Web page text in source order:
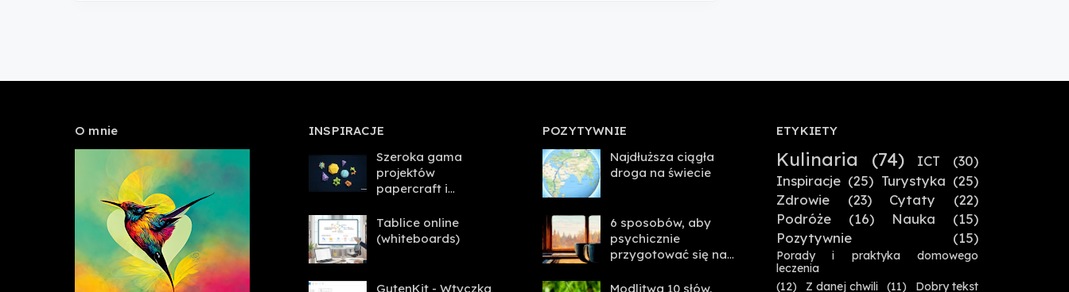
O mnie
INSPIRACJE
Szeroka gama
projektów
papercraft i
Tablice online
(whiteboards)
GutenKit - Wtyczka
POZYTYWNIE
Najdłuższa ciągła
droga na świecie
6 sposobów, aby
psychicznie
przygotować się na
tydzień
Modlitwa 10 słów,
ETYKIETY
Kulinaria (74) ICT
(30)
Inspiracje (25) Turystyka (25)
Zdrowie
(23) Cytaty
(22)
Podróże
(16) Nauka
(15)
Pozytywnie
(15)
Porady i praktyka domowego
leczenia
(12)
Z danej chwili (11) Dobry tekst